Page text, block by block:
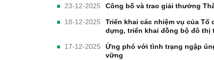
23-12-2025 Công bố và trao giải thưởng
18-12-2025
Triển khai các nhiệm vụ của
dựng, triển khai đồng bộ đô thị
17-12-2025
Ứng phó với tình trạng ngập
vững